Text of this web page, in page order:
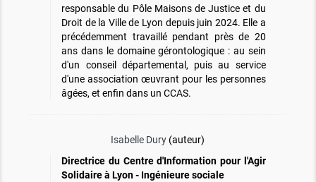
responsable du Pôle Maisons de Justice et du
Droit de la Ville de Lyon depuis juin 2024. Elle a
précédemment travaillé pendant près de 20
ans dans le domaine gérontologique : au sein
d'un conseil départemental, puis au service
d'une association œuvrant pour les personnes
âgées, et enfin dans un CCAS.
Isabelle Dury (auteur)
Directrice du Centre d'Information pour l'Agir
Solidaire à Lyon - Ingénieure sociale